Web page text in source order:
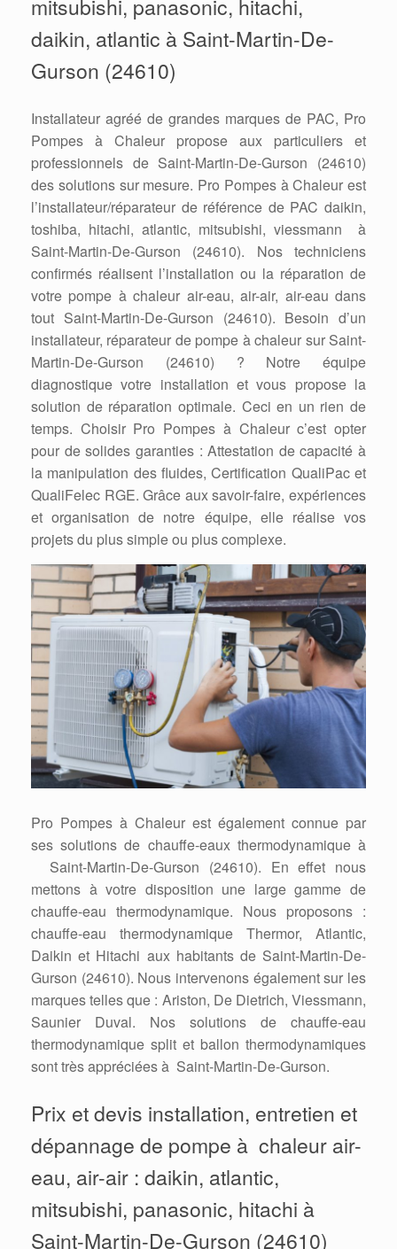
mitsubishi, panasonic, hitachi,
daikin, atlantic à Saint-Martin-De-
Gurson (24610)
Installateur agréé de grandes marques de PAC, Pro
Pompes à Chaleur propose aux particuliers et
professionnels de Saint-Martin-De-Gurson (24610)
des solutions sur mesure. Pro Pompes à Chaleur est
l’installateur/réparateur de référence de PAC daikin,
toshiba, hitachi, atlantic, mitsubishi, viessmann à
Saint-Martin-De-Gurson (24610). Nos techniciens
confirmés réalisent l’installation ou la réparation de
votre pompe à chaleur air-eau, air-air, air-eau dans
tout Saint-Martin-De-Gurson (24610). Besoin d’un
installateur, réparateur de pompe à chaleur sur Saint-
Martin-De-Gurson (24610) ? Notre équipe
diagnostique votre installation et vous propose la
solution de réparation optimale. Ceci en un rien de
temps. Choisir Pro Pompes à Chaleur c’est opter
pour de solides garanties : Attestation de capacité à
la manipulation des fluides, Certification QualiPac et
QualiFelec RGE. Grâce aux savoir-faire, expériences
et organisation de notre équipe, elle réalise vos
projets du plus simple ou plus complexe.
Pro Pompes à Chaleur est également connue par
ses solutions de chauffe-eaux thermodynamique à
Saint-Martin-De-Gurson (24610). En effet nous
mettons à votre disposition une large gamme de
chauffe-eau thermodynamique. Nous proposons :
chauffe-eau thermodynamique Thermor, Atlantic,
Daikin et Hitachi aux habitants de Saint-Martin-De-
Gurson (24610). Nous intervenons également sur les
marques telles que : Ariston, De Dietrich, Viessmann,
Saunier Duval. Nos solutions de chauffe-eau
thermodynamique split et ballon thermodynamiques
sont très appréciées à Saint-Martin-De-Gurson.
Prix et devis installation, entretien et
dépannage de pompe à chaleur air-
eau, air-air : daikin, atlantic,
mitsubishi, panasonic, hitachi à
Saint-Martin-De-Gurson (24610)